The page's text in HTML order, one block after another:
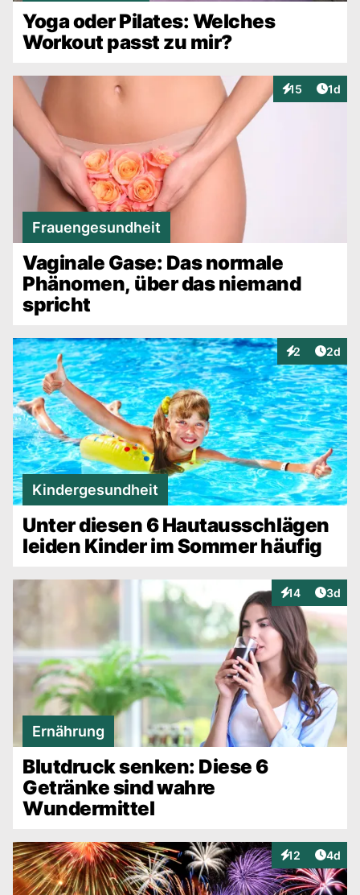
Yoga oder Pilates: Welches
Workout passt zu mir?
15
Interaktionen
1d
Frauengesundheit
Vaginale Gase: Das normale
Phänomen, über das niemand
spricht
2
Interaktionen
2d
Kindergesundheit
Unter diesen 6 Hautausschlägen
leiden Kinder im Sommer häufig
14
Interaktionen
3d
Ernährung
Blutdruck senken: Diese 6
Getränke sind wahre
Wundermittel
12
Interaktionen
4d